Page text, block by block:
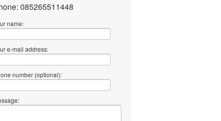
085265511448
name:
e-mail address:
number (optional):